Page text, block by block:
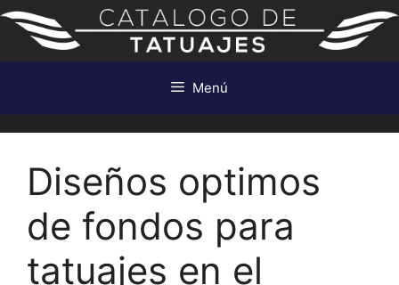
Saltar
contenido
Menú
Diseños optimos
de fondos para
tatuajes en el